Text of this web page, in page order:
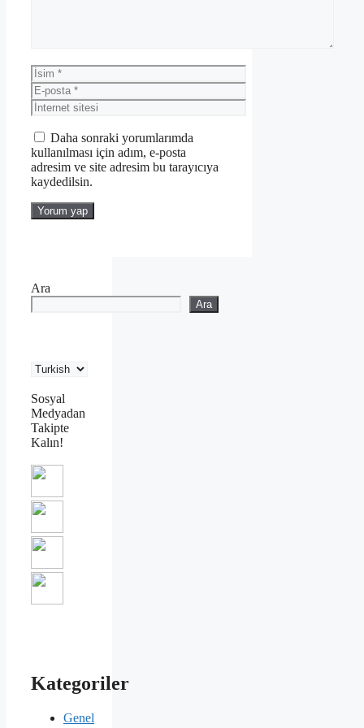
İsim
E-
posta
İnternet
sitesi
Daha sonraki yorumlarımda
kullanılması için adım, e-posta
adresim ve site adresim bu tarayıcıya
kaydedilsin.
Ara
Ara
Sosyal
Medyadan
Takipte
Kalın!
Kategoriler
Genel